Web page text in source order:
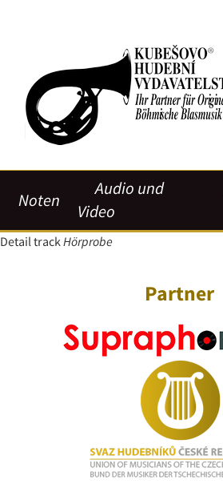
Noten
Audio und
Video
Detail trackHörprobe
Partner